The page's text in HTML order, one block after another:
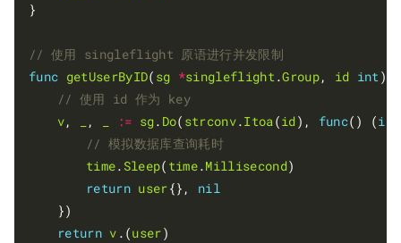
}
func getUserByID( sg *singleflight.Group, id int)
// 使用 id 作为 key
v, , := sg. Do( strconv.Itoa(id), func() (
// 模拟数据库查询耗时
time. Sleep( time.Millisecond)
return user{}, nil
return v .(user)